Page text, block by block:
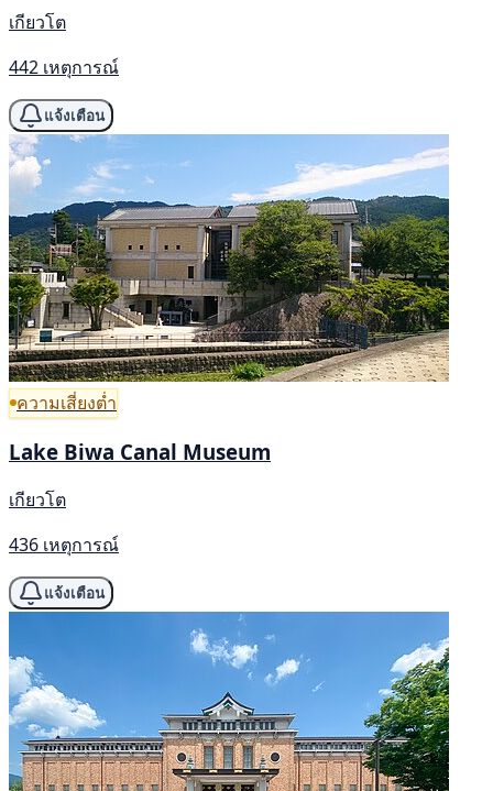
เกียวโต
442 เหตุการณ์
แจ้งเตือน
ความเสี่ยงต่ำ
Lake Biwa Canal Museum
เกียวโต
436 เหตุการณ์
แจ้งเตือน